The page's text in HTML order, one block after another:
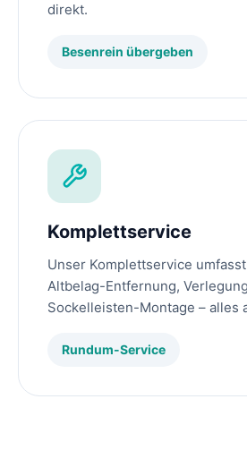
direkt.
Besenrein übergeben
Komplettservice
Unser Komplettservice
Altbelag-Entfernung,
Sockelleisten-Montage – alles
Rundum-Service